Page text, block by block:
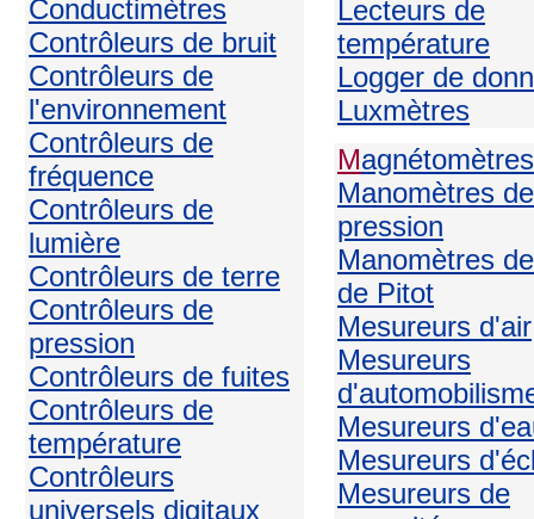
Conductimètres
Contrôleurs de bruit
Contrôleurs de
l'environnement
Contrôleurs de
fréquence
Contrôleurs de
lumière
Contrôleurs de terre
Contrôleurs de
pression
Contrôleurs de fuites
Contrôleurs de
température
Contrôleurs
universels digitaux
Lecteurs de
température
Logger de
Luxmètres
Magnétomètres
Manomètres de
pression
Manomètres
de Pitot
Mesureurs d'air
Mesureurs
Mesureurs
Mesureurs
Mesureurs de